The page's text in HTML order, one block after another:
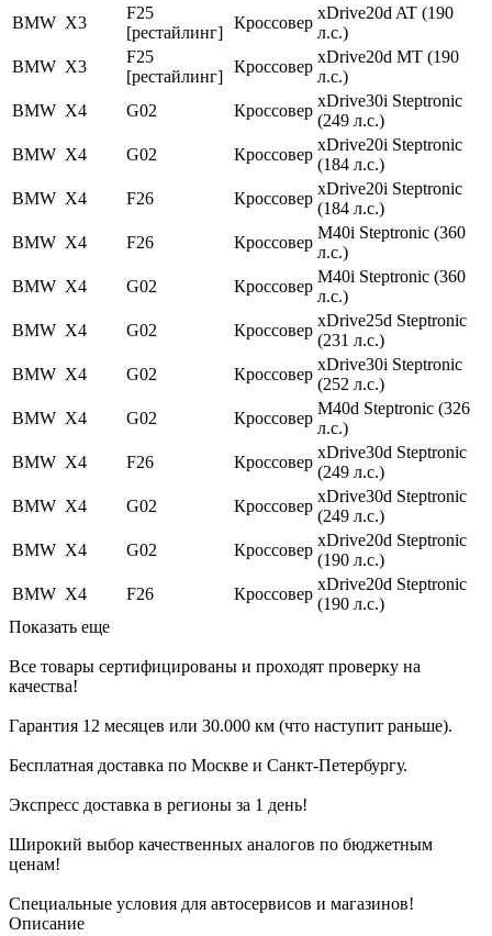
BMW X3
F25
[рестайлинг]
Кроссовер
xDrive20d AT (190
л.с.)
BMW X3
F25
[рестайлинг]
Кроссовер
xDrive20d MT (190
л.с.)
BMW X4 G02 Кроссовер
xDrive30i Steptronic
(249 л.с.)
BMW X4 G02 Кроссовер
xDrive20i Steptronic
(184 л.с.)
BMW X4 F26 Кроссовер
xDrive20i Steptronic
(184 л.с.)
BMW X4 F26 Кроссовер
M40i Steptronic (360
л.с.)
BMW X4 G02 Кроссовер
M40i Steptronic (360
л.с.)
BMW X4 G02 Кроссовер
xDrive25d Steptronic
(231 л.с.)
BMW X4 G02 Кроссовер
xDrive30i Steptronic
(252 л.с.)
BMW X4 G02 Кроссовер
M40d Steptronic (326
л.с.)
BMW X4 F26 Кроссовер
xDrive30d Steptronic
(249 л.с.)
BMW X4 G02 Кроссовер
xDrive30d Steptronic
(249 л.с.)
BMW X4 G02 Кроссовер
xDrive20d Steptronic
(190 л.с.)
BMW X4 F26 Кроссовер
xDrive20d Steptronic
(190 л.с.)
Показать еще
Все товары сертифицированы и проходят проверку на
качества!
Гарантия 12 месяцев или 30.000 км (что наступит раньше).
Бесплатная доставка по Москве и Санкт-Петербургу.
Экспресс доставка в регионы за 1 день!
Широкий выбор качественных аналогов по бюджетным
ценам!
Специальные условия для автосервисов и магазинов!
Описание